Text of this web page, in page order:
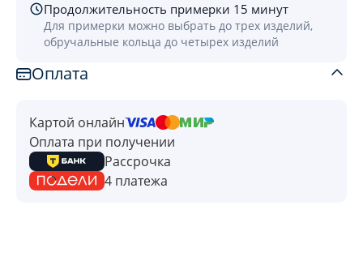
Продолжительность примерки 15 минут
Для примерки можно выбрать до трех изделий,
обручальные кольца до четырех изделий
Оплата
Картой онлайн
Оплата при получении
Рассрочка
4 платежа